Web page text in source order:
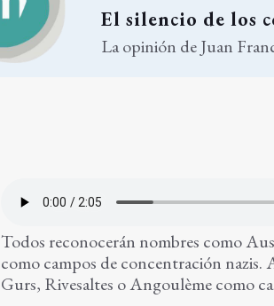
El silencio de los
La opinión de Juan
Todos reconocerán nombres como
como campos de concentración
Gurs, Rivesaltes o Angoulème como